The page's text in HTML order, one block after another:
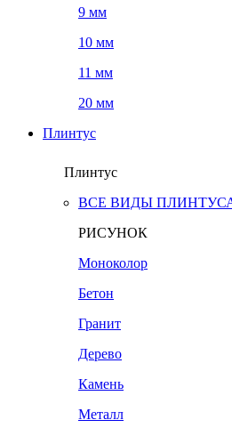
9 мм
10 мм
11 мм
20 мм
Плинтус
Плинтус
ВСЕ ВИДЫ
РИСУНОК
Моноколор
Бетон
Гранит
Дерево
Камень
Металл